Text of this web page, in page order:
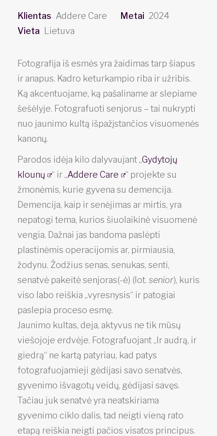
Klientas Addere Care Metai 2024
Vieta
Lietuva
Fotografija iš esmės yra žaidimas tarp šiapus
ir anapus. Kadro keturkampio riba ir užribis.
Ką akcentuojame, ką pašaliname ar slepiame
šešėlyje. Fotografuoti senjorus – tai nukrypti
nuo jaunimo kultą išpažįstančios visuomenės
kanonų.
Parodos idėja kilo dalyvaujant „Gydytojų
klounų
“ ir „Addere Care
“ projekte su
žmonėmis, kurie gyvena su demencija.
Demencija, kaip ir senėjimas ar mirtis, yra
nepatogi tema, kurios šiuolaikinė visuomenė
vengia. Dažnai jas bandoma paslėpti
plastinėmis operacijomis ar, pirmiausia,
žodynu. Žodžius senas, senukas, senti,
senatvė pakeitė senjoras(-ė) (lot. senior), kuris
viso labo reiškia „vyresnysis“ ir patogiai
paslepia proceso esmę.
Jaunimo kultas, deja, aktyvus ne tik mūsų
viešojoje erdvėje. Fotografuojant „Ir audrą, ir
giedrą“ ne kartą patyriau, kad patys
fotografuojamieji gėdijasi savo senatvės,
gyvenimo išvagotų veidų, gėdijasi savęs.
Tačiau juk senatvė yra neatskiriama
gyvenimo ciklo dalis, tad neigti vieną rato
etapą reiškia neigti pačios visatos principus.